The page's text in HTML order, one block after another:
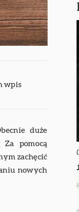
wpis
duże
pomocą
zachęcić
nowych